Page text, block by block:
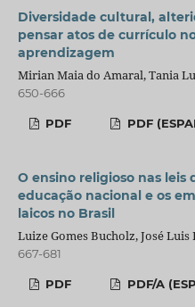
Diversidade cultural,
pensar atos de currículo
aprendizagem
Mirian Maia do Amaral, Tania
650-666
PDF PDF
O ensino religioso nas leis
educação nacional e os
laicos no Brasil
Luize Gomes Bucholz, José Luis
667-681
PDF PDF/A